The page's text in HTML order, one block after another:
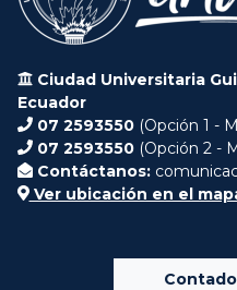
Ciudad Universitaria
Ecuador
07 2593550 (Opción 1 -
07 2593550 (Opción 2 -
Contáctanos:
Ver ubicación en el